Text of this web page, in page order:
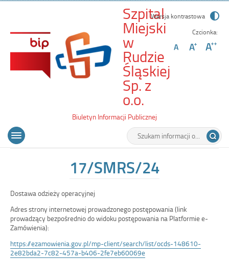
Szpital
Miejski
w
Rudzie
Śląskiej
Sp. z
o.o.
17/SMRS/24
Biuletyn Informacji Publicznej
Wersja kontrastowa
Czcionka:
Wyszukiwarka
Tutaj
wpisz
Menu
główne
Otwórz
17/SMRS/24
Dostawa odzieży operacyjnej
Adres strony internetowej prowadzonego postępowania (link
prowadzący bezpośrednio do widoku postępowania na Platformie e-
Zamówienia):
https://ezamowienia.gov.pl/mp-client/search/list/ocds-148610-
2e82bda2-7c82-457a-b406-2fe7eb60069e